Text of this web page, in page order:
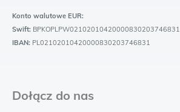
Konto walutowe EUR:
Swift: BPKOPLPW02102010420000830203746831
IBAN: PL02102010420000830203746831
Dołącz do nas